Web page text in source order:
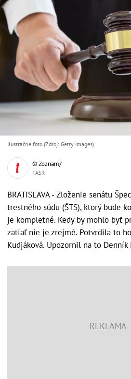
Ilustračné foto (Zdroj: Getty Images)
© Zoznam/
TASR
BRATISLAVA - Zloženie senátu
trestného súdu (ŠTS), ktorý bude
je kompletné. Kedy by mohlo byť
zatiaľ nie je zrejmé. Potvrdila to
Kudjáková. Upozornil na to Denník